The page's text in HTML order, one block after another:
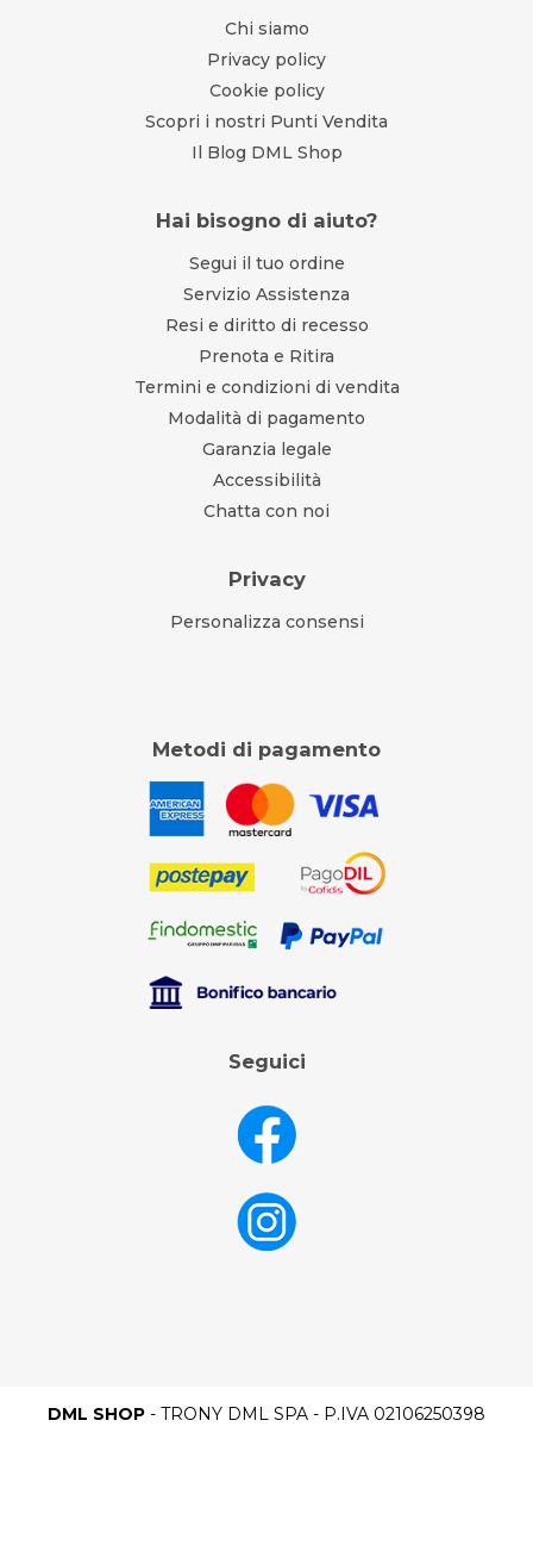
Chi siamo
Privacy policy
Cookie policy
Scopri i nostri Punti Vendita
Il Blog DML Shop
Hai bisogno di aiuto?
Segui il tuo ordine
Servizio Assistenza
Resi e diritto di recesso
Prenota e Ritira
Termini e condizioni di vendita
Modalità di pagamento
Garanzia legale
Accessibilità
Chatta con noi
Privacy
Personalizza consensi
Metodi di pagamento
Seguici
DML SHOP - TRONY DML SPA - P.IVA 02106250398